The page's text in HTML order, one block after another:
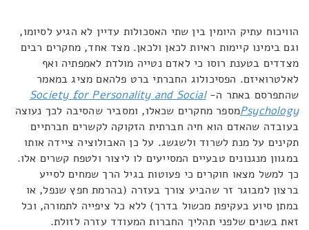
הוויכוח עתיק היומין בין שתי האסכולות עדיין לא הגיע לסיומו,
וגם בימינו קיימות ראיות לכאן ולכאן. מצד אחד, מחקרים רבים
מצדדים בטענת רוסו כי לאדם נטייה מולדת לאמפתיה ואף
לאלטרואיזם. הפסיכולוג החברתי ברט פלהאם מציג במאמר
שהתפרסם באתר ה-Society for Personality and Social
Psychologyמספר מחקרים שכאלו, ומסביר שהסיבה לכך נעוצה
בעובדה שהאדם הוא חיה חברתית הזקוקה לקשרים חברתיים
תקינים על מנת לשרוד ולשגשג. על כן האבולוציה ציידה אותו
במגוון מנגנונים טבעיים המסייעים לו ליצור ולטפח קשרים אלו.
כך למשל מצאו חוקרים כי פעוטות בגיל הרך שמחים לסייע
ברצון למבוגר זר שהביע צורך בעזרה (בהרמת חפץ שנפל, או
במתן סיוע בעקיפת מכשול בדרך) ללא כל ציפייה לתמורה, וכל
זאת בשנים שלפני תהליך החברות המעודד עזרה לזולת.